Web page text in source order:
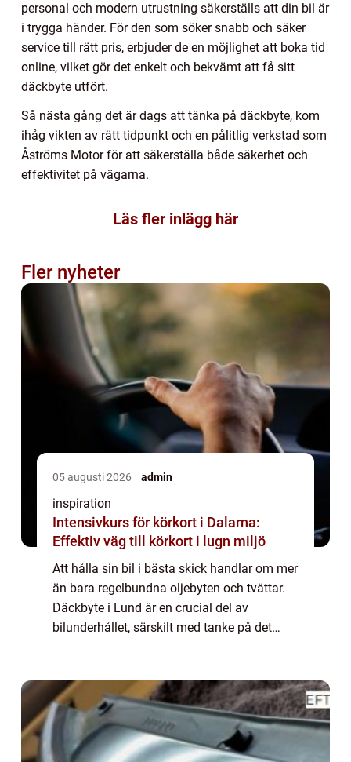
personal och modern utrustning säkerställs att din bil är
i trygga händer. För den som söker snabb och säker
service till rätt pris, erbjuder de en möjlighet att boka tid
online, vilket gör det enkelt och bekvämt att få sitt
däckbyte utfört.
Så nästa gång det är dags att tänka på däckbyte, kom
ihåg vikten av rätt tidpunkt och en pålitlig verkstad som
Åströms Motor för att säkerställa både säkerhet och
effektivitet på vägarna.
Läs fler inlägg här
Fler nyheter
05 augusti 2026 admin
inspiration
Intensivkurs för körkort i Dalarna:
Effektiv väg till körkort i lugn miljö
Att hålla sin bil i bästa skick handlar om mer
än bara regelbundna oljebyten och tvättar.
Däckbyte i Lund är en crucial del av
bilunderhållet, särskilt med tanke på det